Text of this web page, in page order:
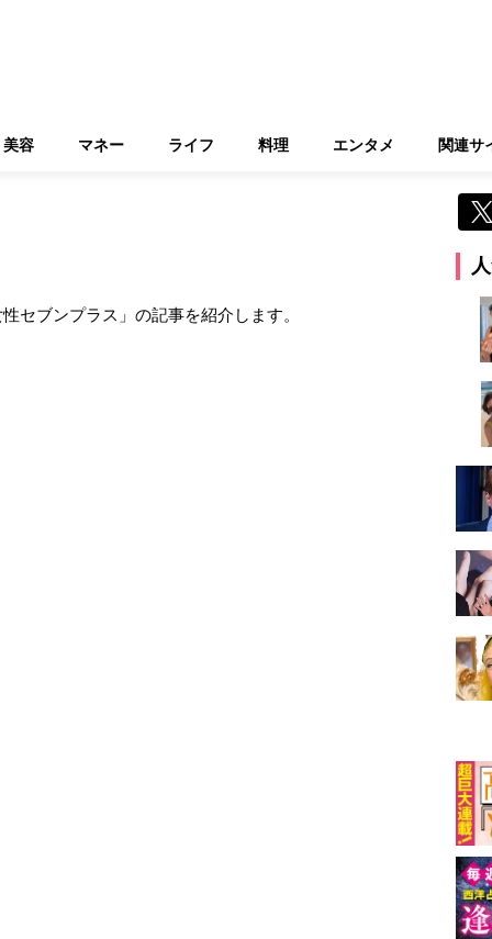
美容 マネー ライフ 料理 エンタメ 関連サ
セブンプラス」の記事を紹介します。